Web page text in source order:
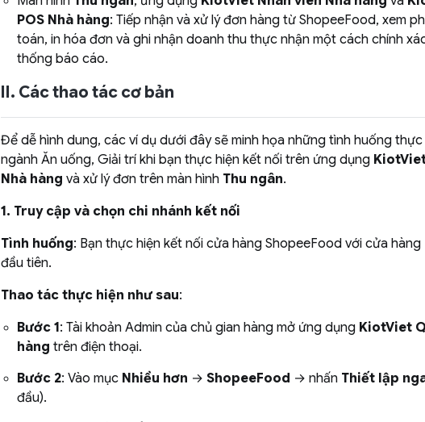
POS Nhà hàng: Tiếp nhận và xử lý đơn hàng từ ShopeeFood, xem
toán, in hóa đơn và ghi nhận doanh thu thực nhận một cách chính
thống báo cáo.
II. Các thao tác cơ bản
Để dễ hình dung, các ví dụ dưới đây sẽ minh họa những tình huống
ngành Ăn uống, Giải trí khi bạn thực hiện kết nối trên ứng dụng
Nhà hàng và xử lý đơn trên màn hình Thu ngân.
1. Truy cập và chọn chi nhánh kết nối
Tình huống: Bạn thực hiện kết nối cửa hàng ShopeeFood với cửa hàng
đầu tiên.
Thao tác thực hiện như sau:
Bước 1: Tài khoản Admin của chủ gian hàng mở ứng dụng KiotViet
hàng trên điện thoại.
Bước 2: Vào mục Nhiều hơn → ShopeeFood → nhấn Thiết lập
đầu).